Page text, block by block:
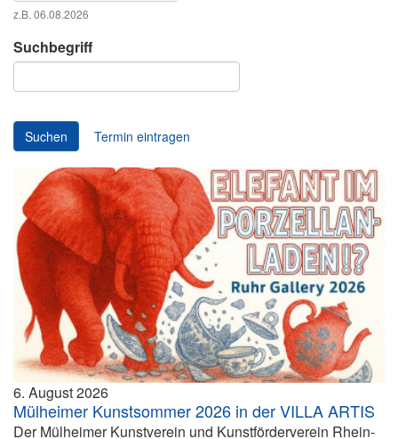
Datum
z.B. 06.08.2026
Datum
Suchbegriff
Suchen Termin eintragen
6. August 2026
Mülheimer Kunstsommer 2026 in der VILLA ARTIS
Der Mülheimer Kunstverein und Kunstförderverein Rhein-